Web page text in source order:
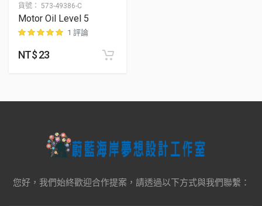
貨號： 573-49386-C
Motor Oil Level 5
位顧客進行評分
1 評論
NT$23
您好，我們始終歡迎合作提案，請透過以下方式與我們聯繫：